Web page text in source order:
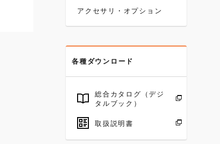
アクセサリ・オプション
各種ダウンロード
総合カタログ（デジ
タルブック）
取扱説明書